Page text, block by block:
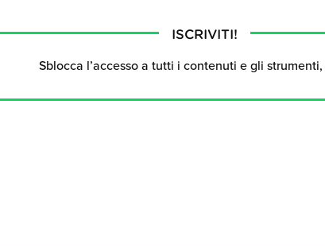
ISCRIVITI!
Sblocca l’accesso a tutti i contenuti e gli